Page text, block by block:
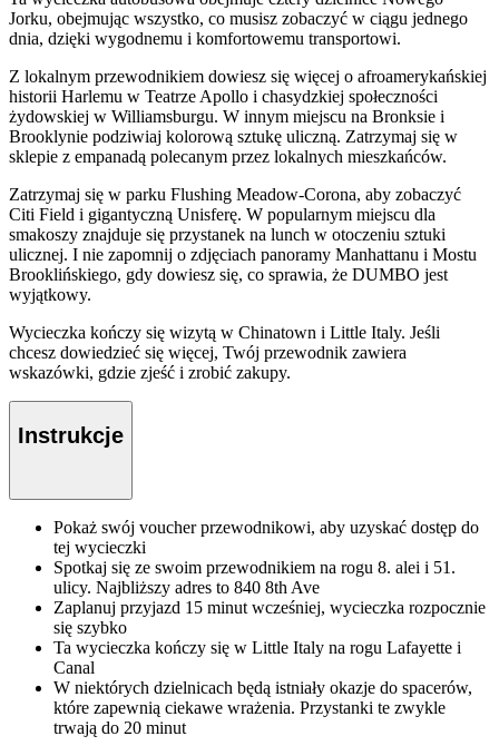
Jorku, obejmując wszystko, co musisz zobaczyć w ciągu jednego
dnia, dzięki wygodnemu i komfortowemu transportowi.
Z lokalnym przewodnikiem dowiesz się więcej o afroamerykańskiej
historii Harlemu w Teatrze Apollo i chasydzkiej społeczności
żydowskiej w Williamsburgu. W innym miejscu na Bronksie i
Brooklynie podziwiaj kolorową sztukę uliczną. Zatrzymaj się w
sklepie z empanadą polecanym przez lokalnych mieszkańców.
Zatrzymaj się w parku Flushing Meadow-Corona, aby zobaczyć
Citi Field i gigantyczną Unisferę. W popularnym miejscu dla
smakoszy znajduje się przystanek na lunch w otoczeniu sztuki
ulicznej. I nie zapomnij o zdjęciach panoramy Manhattanu i Mostu
Brooklińskiego, gdy dowiesz się, co sprawia, że DUMBO jest
wyjątkowy.
Wycieczka kończy się wizytą w Chinatown i Little Italy. Jeśli
chcesz dowiedzieć się więcej, Twój przewodnik zawiera
wskazówki, gdzie zjeść i zrobić zakupy.
Instrukcje
Pokaż swój voucher przewodnikowi, aby uzyskać dostęp do
tej wycieczki
Spotkaj się ze swoim przewodnikiem na rogu 8. alei i 51.
ulicy. Najbliższy adres to 840 8th Ave
Zaplanuj przyjazd 15 minut wcześniej, wycieczka rozpocznie
się szybko
Ta wycieczka kończy się w Little Italy na rogu Lafayette i
Canal
W niektórych dzielnicach będą istniały okazje do spacerów,
które zapewnią ciekawe wrażenia. Przystanki te zwykle
trwają do 20 minut